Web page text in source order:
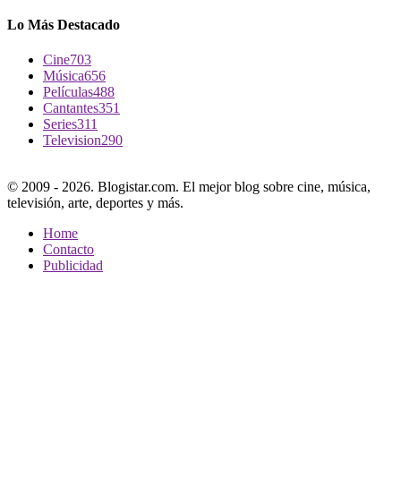
Lo Más Destacado
Cine703
Música656
Películas488
Cantantes351
Series311
Television290
© 2009 - 2026. Blogistar.com. El mejor blog sobre cine, música,
televisión, arte, deportes y más.
Home
Contacto
Publicidad